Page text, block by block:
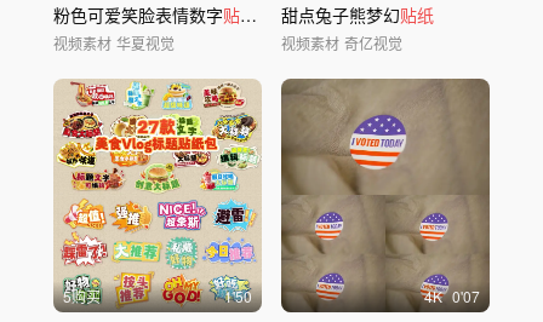
粉色可爱笑脸表情数字贴纸 动画
视频素材 华夏视觉
甜点兔子熊梦幻贴纸
视频素材 奇亿视觉
5购买 1'50 4K 0'07